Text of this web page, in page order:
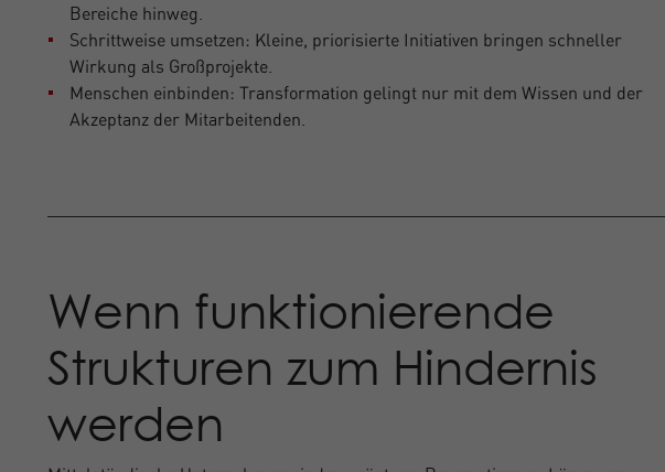
Bereiche hinweg.
Schrittweise umsetzen: Kleine, priorisierte Initiativen bringen schneller
Wirkung als Großprojekte.
Menschen einbinden: Transformation gelingt nur mit dem Wissen und der
Akzeptanz der Mitarbeitenden.
Wenn funktionierende
Strukturen zum Hindernis
werden